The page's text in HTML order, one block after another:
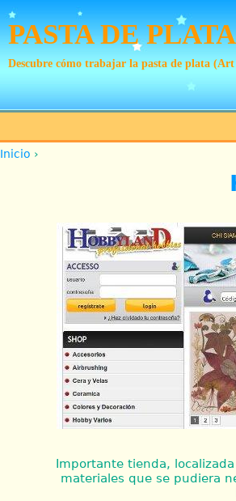
PASTA DE PLATA
Descubre cómo trabajar la pasta de plata
Inicio ›
Importante tienda,
materiales que se pudiera